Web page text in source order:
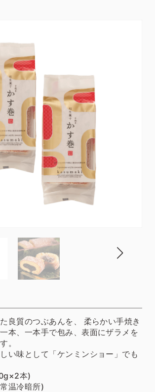
良質のつぶあんを、 柔らかい手焼き
本、一本手で包み、表面にザラメを
。
い味として「ケンミンショー」でも
本)
温冷暗所)